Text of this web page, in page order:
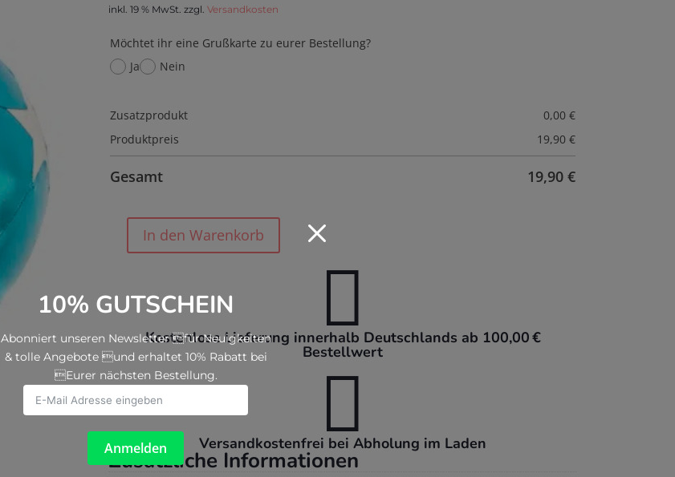
M
10% GUTSCHEIN
Abonniert unseren Newsletter für Neuigkeiten
& tolle Angebote und erhaltet 10% Rabatt bei
Eurer nächsten Bestellung.
Anmelden
inkl. 19 % MwSt. zzgl. Versandkosten
Möchtet ihr eine Grußkarte zu eurer Bestellung?
Ja
Nein
Zusatzprodukt 0,00€
Produktpreis
19,90€
Gesamt 19,90€
Blue
30cm
Menge
In den Warenkorb

Kostenlose Lieferung innerhalb Deutschlands ab 100,00 €
Bestellwert

Versandkostenfrei bei Abholung im Laden
Zusätzliche Informationen